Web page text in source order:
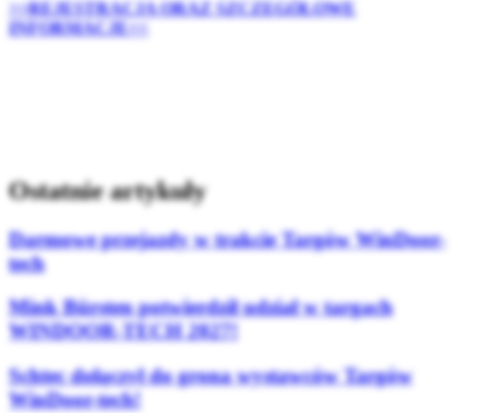
>>REJESTRACJA ORAZ SZCZEGÓŁOWE
INFORMACJE<<
Ostatnie artykuły
Darmowe przejazdy w trakcie Targów WinDoor-
tech
Mink Bürsten potwierdził udział w targach
WINDOOR-TECH 2027!
Schtec dołączył do grona wystawców Targów
WinDoor-tech!